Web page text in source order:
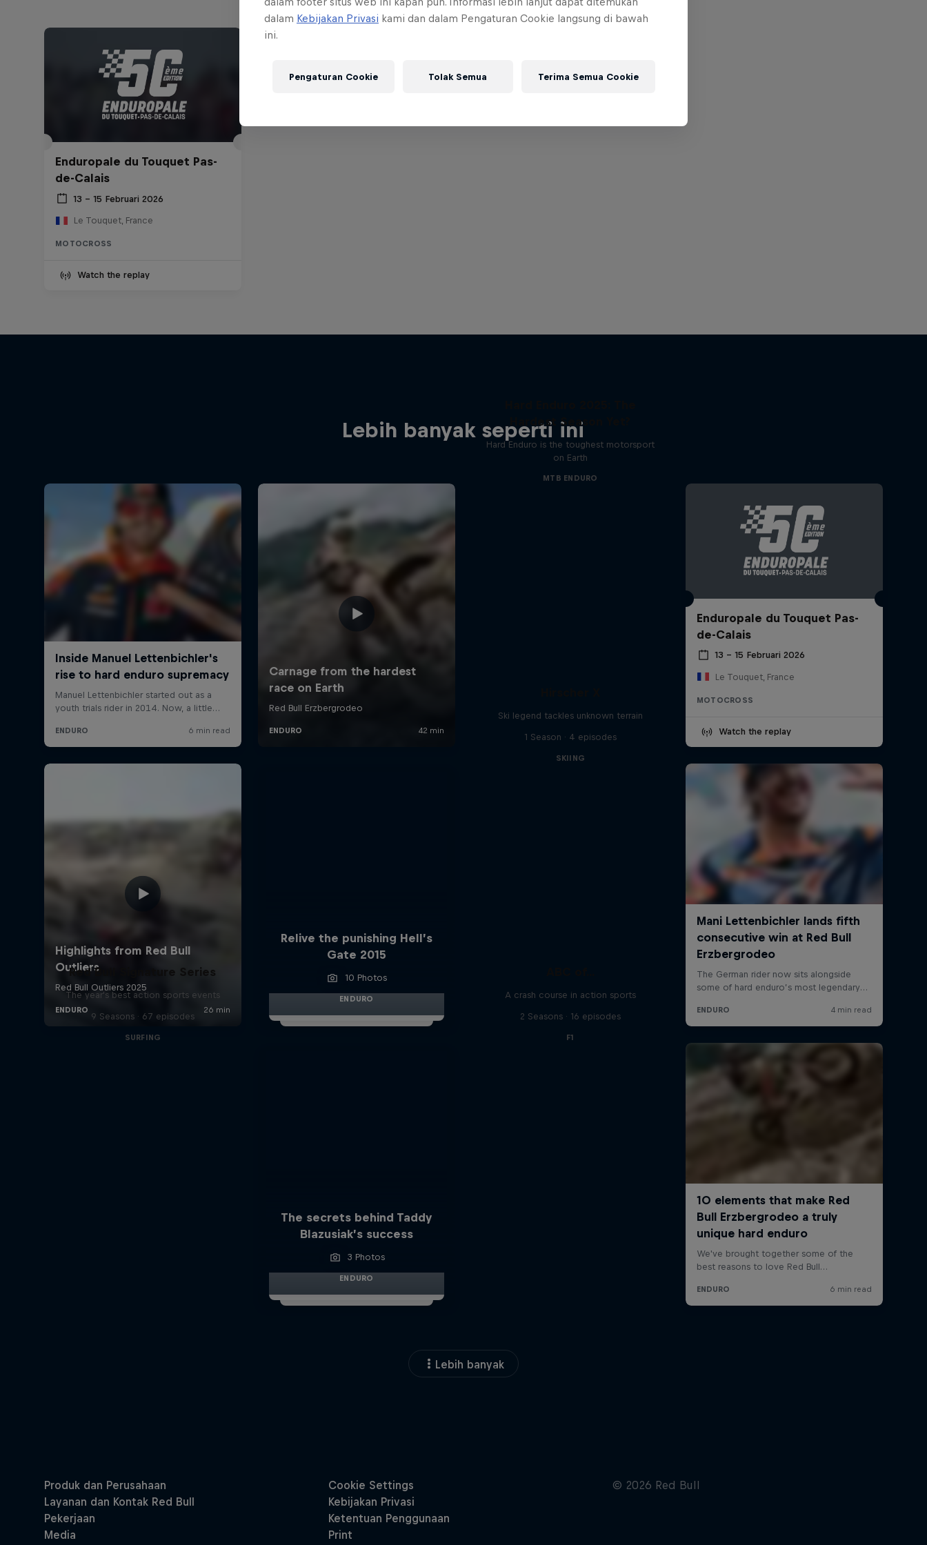
Enduropale du Touquet Pas-
de-Calais
13 – 15 Februari 2026
Le Touquet, France
MOTOCROSS
Watch the replay
Lebih banyak seperti ini
Hardest Season Yet?
Hard Enduro is the toughest motorsport
on Earth
MTB ENDURO
Enduropale du Touquet Pas-
de-Calais
13 – 15 Februari 2026
Le Touquet, France
MOTOCROSS
Watch the replay
Relive the punishing Hell’s
Gate 2015
10 Photos
ENDURO
Ski legend tackles unknown terrain
1 Season · 4 episodes
SKIING
Red Bull Signature Series
The year's best action sports events
9 Seasons · 67 episodes
SURFING
The secrets behind Taddy
Blazusiak’s success
3 Photos
ENDURO
A crash course in action sports
2 Seasons · 16 episodes
F1
Lebih banyak
dalam Kebijakan Privasi kami dan dalam Pengaturan Cookie langsung di bawah
ini.
Pengaturan Cookie Tolak Semua Terima Semua Cookie